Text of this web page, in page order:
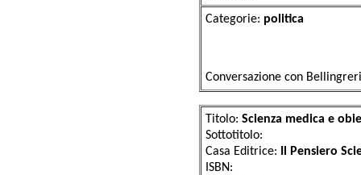
Categorie:
Conversazione con
Titolo: Scienza medica e
Sottotitolo:
Casa Editrice:
Il Pensiero
ISBN: